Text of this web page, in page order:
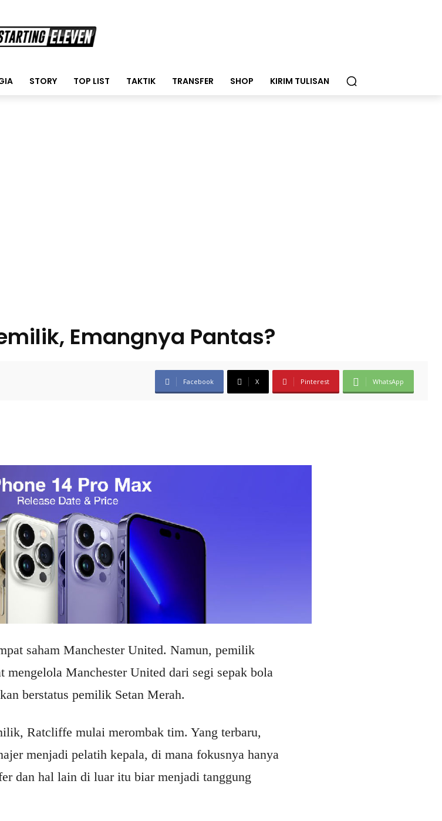
STORY TOP LIST TAKTIK TRANSFER SHOP KIRIM TULISAN
Emangnya Pantas?
Facebook X Pinterest WhatsApp
saham Manchester United. Namun, pemilik
Manchester United dari segi sepak bola
berstatus pemilik Setan Merah.
Ratcliffe mulai merombak tim. Yang terbaru,
menjadi pelatih kepala, di mana fokusnya hanya
dan hal lain di luar itu biar menjadi tanggung